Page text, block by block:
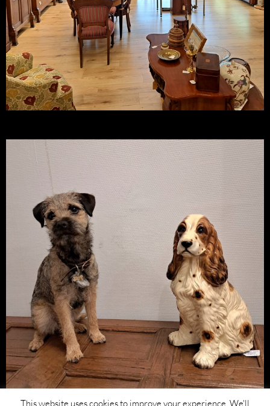
This website uses cookies to improve your experience. We'll